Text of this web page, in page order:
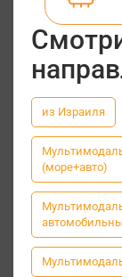
из Израиля
(море+авто)